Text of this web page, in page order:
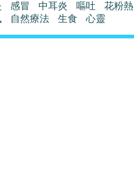
感冒 中耳炎 嘔吐
花粉熱
自然療法 生食 心靈